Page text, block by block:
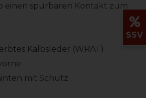
einen spürbaren Kontakt zum
Kalbsleder (WRAT)
mit Schutz
SSV